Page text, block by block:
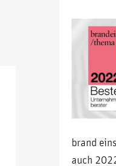
brand
auch